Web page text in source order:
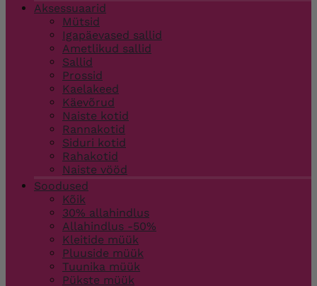
Aksessuaarid
Mütsid
Igapäevased sallid
Ametlikud sallid
Sallid
Prossid
Kaelakeed
Käevõrud
Naiste kotid
Rannakotid
Siduri kotid
Rahakotid
Naiste vööd
Soodused
Kõik
30% allahindlus
Allahindlus -50%
Kleitide müük
Pluuside müük
Tuunika müük
Pükste müük